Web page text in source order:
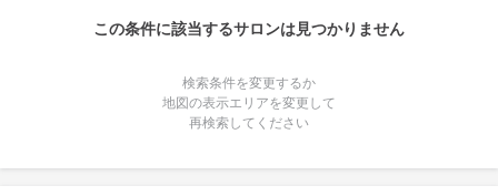
この条件に該当するサロンは見つかりません
検索条件を変更するか
地図の表示エリアを変更して
再検索してください